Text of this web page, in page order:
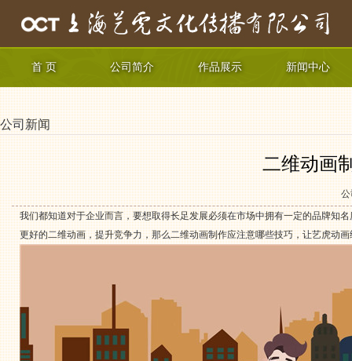
首 页 公司简介 作品展示 新闻中心
公司新闻
二维动画
公
我们都知道对于企业而言，要想取得长足发展必须在市场中拥有一定的品牌知
更好的二维动画，提升竞争力，那么二维动画制作应注意哪些技巧，让艺虎动